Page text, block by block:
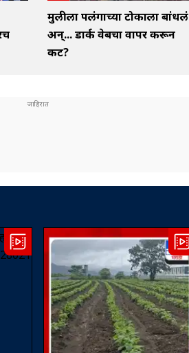
मुलीला पलंगाच्या टोकाला बांधलं
अन्... डार्क वेबचा वापर करून
कट?